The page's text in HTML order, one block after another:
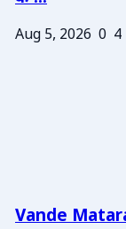
Aug 5, 2026 0 4
Vande